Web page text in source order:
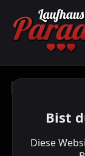
Bist
Diese
Mia Neu